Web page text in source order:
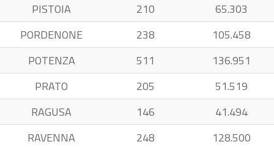
PISTOIA
210
65.303
PORDENONE
238
105.458
POTENZA
511
136.951
PRATO
205
51.519
RAGUSA
146
41.494
RAVENNA
248
128.500